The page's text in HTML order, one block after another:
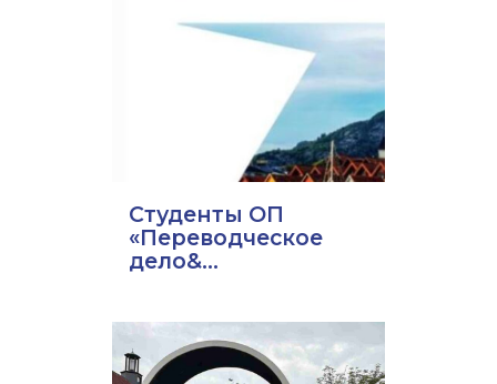
Студенты ОП
«Переводческое
дело&...